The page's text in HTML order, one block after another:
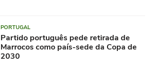
PORTUGAL
Partido português pede retirada de
Marrocos como país-sede da Copa de
2030